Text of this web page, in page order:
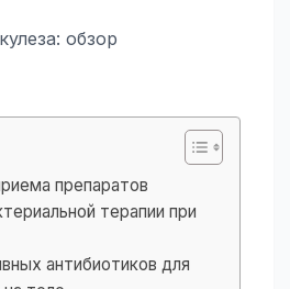
препаратов
терапии при
антибиотиков для